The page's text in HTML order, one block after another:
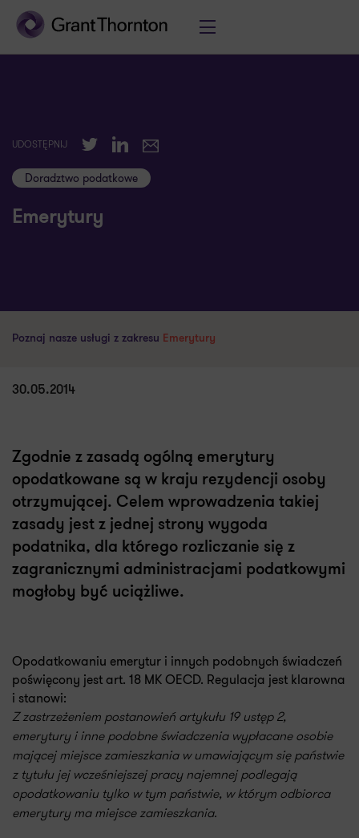
UDOSTĘPNIJ TwitterLinkedIn
E-mail
Doradztwo podatkowe
Emerytury
Poznaj nasze usługi z zakresu Emerytury
30.05.2014
Zgodnie z zasadą ogólną emerytury
opodatkowane są w kraju rezydencji osoby
otrzymującej. Celem wprowadzenia takiej
zasady jest z jednej strony wygoda
podatnika, dla którego rozliczanie się z
zagranicznymi administracjami podatkowymi
mogłoby być uciążliwe.
Opodatkowaniu emerytur i innych podobnych świadczeń
poświęcony jest art. 18 MK OECD. Regulacja jest klarowna
i stanowi:
Z zastrzeżeniem postanowień artykułu 19 ustęp 2,
emerytury i inne podobne świadczenia wypłacane osobie
mającej miejsce zamieszkania w umawiającym się państwie
z tytułu jej wcześniejszej pracy najemnej podlegają
opodatkowaniu tylko w tym państwie, w którym odbiorca
emerytury ma miejsce zamieszkania.